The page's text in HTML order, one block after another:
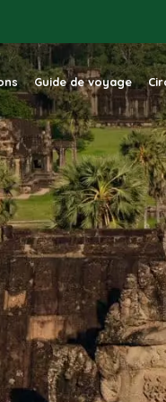
Guide de voyage